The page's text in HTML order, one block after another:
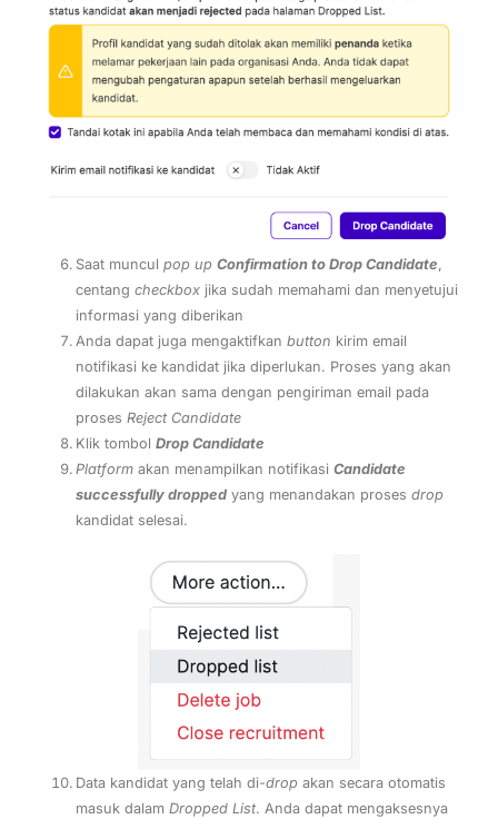
Saat munculpop upConfirmation to Drop Candidate,
centangcheckbox jika sudah memahami dan menyetujui
informasi yang diberikan
Anda dapat juga mengaktifkanbutton kirim email
notifikasi ke kandidat jika diperlukan. Proses yang akan
dilakukan akan sama dengan pengiriman email pada
prosesReject Candidate
Klik tombolDrop Candidate
Platformakan menampilkan notifikasiCandidate
successfully dropped yang menandakan prosesdrop
kandidat selesai.
Data kandidat yang telah di-dropakan secara otomatis
masuk dalamDropped List. Anda dapat mengaksesnya